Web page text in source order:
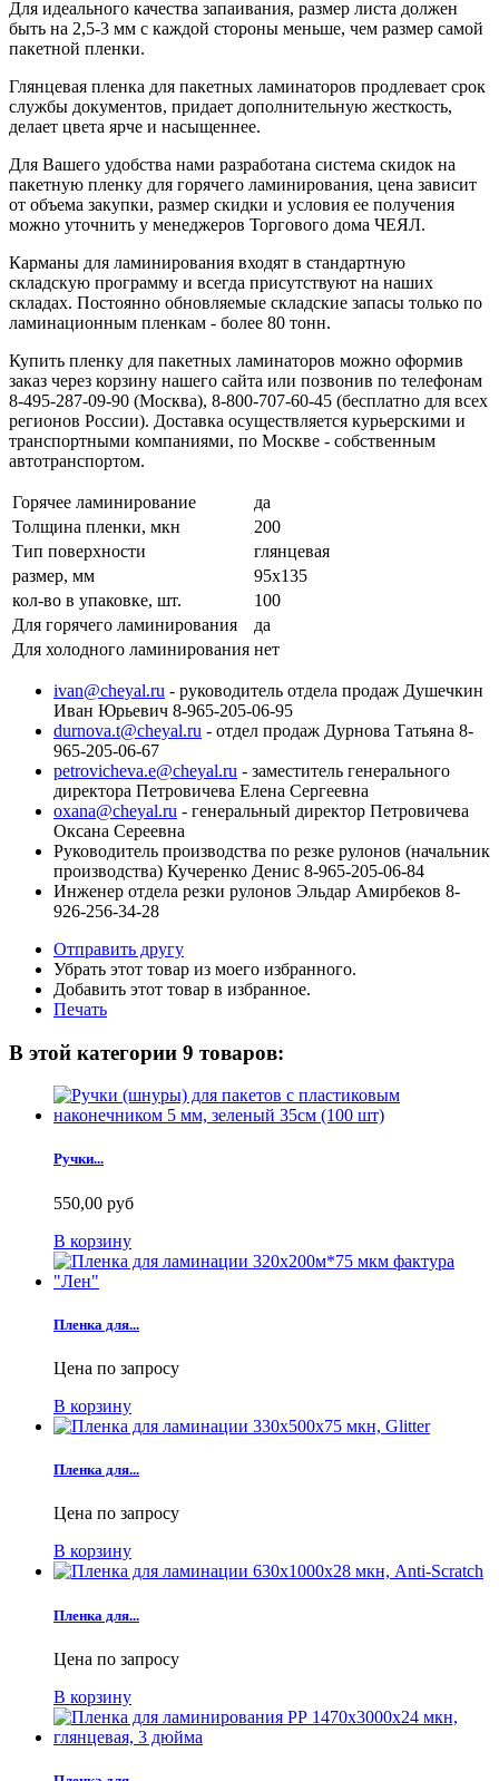
Для идеального качества запаивания, размер листа должен
быть на 2,5-3 мм с каждой стороны меньше, чем размер самой
пакетной пленки.
Глянцевая пленка для пакетных ламинаторов продлевает срок
службы документов, придает дополнительную жесткость,
делает цвета ярче и насыщеннее.
Для Вашего удобства нами разработана система скидок на
пакетную пленку для горячего ламинирования, цена зависит
от объема закупки, размер скидки и условия ее получения
можно уточнить у менеджеров Торгового дома ЧЕЯЛ.
Карманы для ламинирования входят в стандартную
складскую программу и всегда присутствуют на наших
складах. Постоянно обновляемые складские запасы только по
ламинационным пленкам - более 80 тонн.
Купить пленку для пакетных ламинаторов можно оформив
заказ через корзину нашего сайта или позвонив по телефонам
8-495-287-09-90 (Москва), 8-800-707-60-45 (бесплатно для всех
регионов России). Доставка осуществляется курьерскими и
транспортными компаниями, по Москве - собственным
автотранспортом.
Горячее ламинирование
да
Толщина пленки, мкн
200
Тип поверхности
глянцевая
размер, мм
95х135
кол-во в упаковке, шт.
100
Для горячего ламинирования
да
Для холодного ламинирования нет
ivan@cheyal.ru - руководитель отдела продаж Душечкин
Иван Юрьевич 8-965-205-06-95
durnova.t@cheyal.ru - отдел продаж Дурнова Татьяна 8-
965-205-06-67
petrovicheva.e@cheyal.ru - заместитель генерального
директора Петровичева Елена Сергеевна
oxana@cheyal.ru - генеральный директор Петровичева
Оксана Сереевна
Руководитель производства по резке рулонов (начальник
производства) Кучеренко Денис 8-965-205-06-84
Инженер отдела резки рулонов Эльдар Амирбеков 8-
926-256-34-28
Отправить другу
Убрать этот товар из моего избранного.
Добавить этот товар в избранное.
Печать
В этой категории 9 товаров:
Ручки...
550,00 руб
В корзину
Пленка для...
Цена по запросу
В корзину
Пленка для...
Цена по запросу
В корзину
Пленка для...
Цена по запросу
В корзину